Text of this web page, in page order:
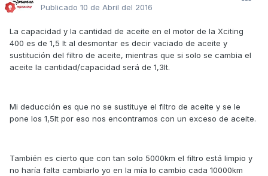
Publicado 10 de Abril del 2016
La capacidad y la cantidad de aceite en el motor de la Xciting
400 es de 1,5 lt al desmontar es decir vaciado de aceite y
sustitución del filtro de aceite, mientras que si solo se cambia el
aceite la cantidad/capacidad será de 1,3lt.
Mi deducción es que no se sustituye el filtro de aceite y se le
pone los 1,5lt por eso nos encontramos con un exceso de aceite.
También es cierto que con tan solo 5000km el filtro está limpio y
no haría falta cambiarlo yo en la mía lo cambio cada 10000km